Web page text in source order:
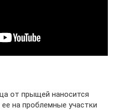
от прыщей наносится
на проблемные участки